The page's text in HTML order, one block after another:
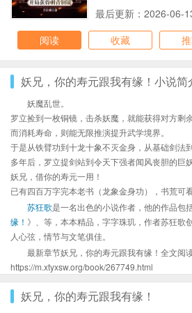
最后更新：2026-06-
阅读
收藏
妖兄，你的寿元跟我有缘！小说简
妖魔乱世。
罗立捡到一枚铜镜，击杀妖魔，就能获得对方剩余
而消耗寿命，则能无限推演提升武学境界。
于是从铁臂功到十龙十象不灭金身，从基础剑法
多年后，罗立提剑站到令天下强者闻风丧胆的巨妖
妖兄，借你的寿元一用！
已有四百万字完本老书（龙象金身功），书荒可
苏狂歌是一名出色的小说作者，他的作品包
缘！ 》、等，本本精品，字字珠玑，作者苏狂歌
人心弦，情节与文笔俱佳。
最新章节妖兄，你的寿元跟我有缘！全文阅
https://m.xtyxsw.org/book/267749.html
妖兄，你的寿元跟我有缘！